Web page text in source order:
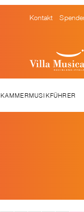
Kontakt
KAMMERMUSIKFÜHRER